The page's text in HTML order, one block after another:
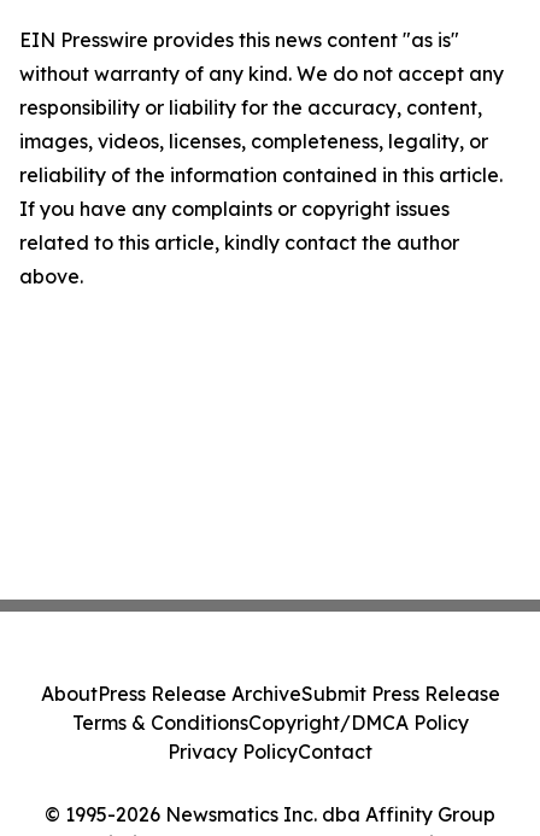
EIN Presswire provides this news content "as is"
without warranty of any kind. We do not accept any
responsibility or liability for the accuracy, content,
images, videos, licenses, completeness, legality, or
reliability of the information contained in this article.
If you have any complaints or copyright issues
related to this article, kindly contact the author
above.
© 1995-2026 Newsmatics Inc. dba Affinity Group
AboutPress Release ArchiveSubmit Press Release
Terms & ConditionsCopyright/DMCA Policy
Privacy PolicyContact